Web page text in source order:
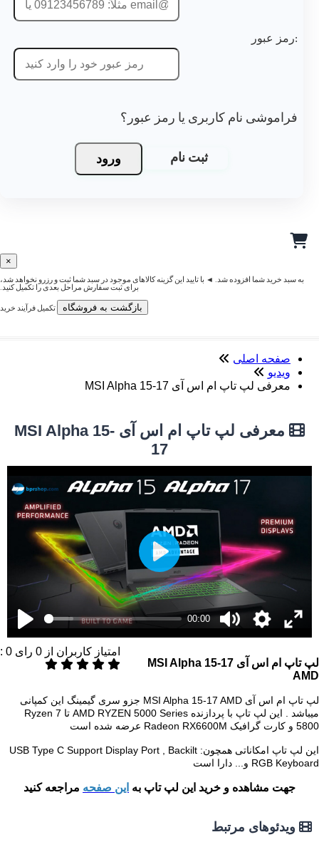
رمز عبور:
فراموشی نام کاربری یا رمز عبور؟
ورود ثبت نام
×
به سبد خرید شما افزوده شد. ◄ با تایید این گزینه کالاهای موجود در سبد شما ثبت و رزرو نخواهد شد،
برای ثبت سفارش مراحل بعدی را تکمیل کنید.
بازگشت به فروشگاه تکمیل فرآیند خرید
صفحه اصلی
ویدیو
معرفی لپ تاپ ام اس آی MSI Alpha 15-17
معرفی لپ تاپ ام اس آی MSI Alpha 15-
17
00:00
Play
امتیاز کاربران از 0 رای 0
:
لپ تاپ ام اس آی MSI Alpha 15-17
AMD
لپ تاپ ام اس آی MSI Alpha 15-17 AMD جزو سری گیمینگ این کمپانی
میباشد . این لپ تاپ با پردازنده AMD RYZEN 5000 Series تا Ryzen 7
5800 و کارت گرافیک Radeon RX6600M عرضه شده است
این لپ تاپ امکاناتی همچون: USB Type C Support Display Port , Backilt
RGB Keyboard و... دارا است
جهت مشاهده و خرید این لپ تاپ به این صفحه مراجعه کنید
ویدئوهای مرتبط